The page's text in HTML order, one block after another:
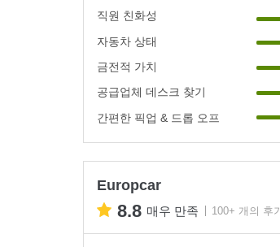
직원 친화성
자동차 상태
금전적 가치
공급업체 데스크 찾기
간편한 픽업 & 드롭 오프
Europcar
8.8 매우 만족 100+ 개의 후기